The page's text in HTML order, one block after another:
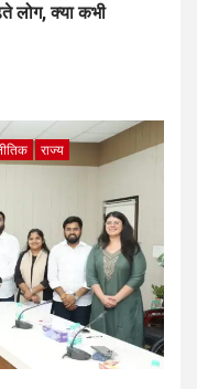
लोग, क्या कभी
राज्य